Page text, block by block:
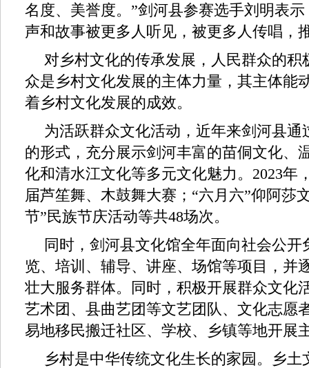
名度、美誉度。”剑河县参赛选手刘明表
声和故事被更多人听见，被更多人传唱，
对乡村文化的传承发展，人民群众的积
众是乡村文化发展的主体力量，其主体能
着乡村文化发展的成效。
为活跃群众文化活动，近年来剑河县通
的形式，充分展示剑河丰富的苗侗文化、
化和清水江文化等多元文化魅力。2023年
届芦笙舞、木鼓舞大赛；“六月六”仰阿莎
节”民族节庆活动等共48场次。
同时，剑河县文化馆全年面向社会公开
览、培训、辅导、讲座、场馆等项目，并
壮大服务群体。同时，积极开展群众文化
艺术团、县曲艺团等文艺团队、文化志愿
易地移民搬迁社区、学校、乡镇等地开展
乡村是中华传统文化生长的家园。乡土